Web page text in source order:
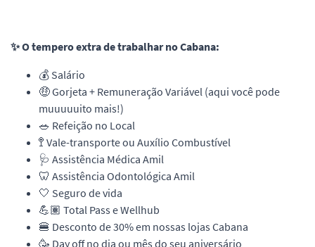
✨ O tempero extra de trabalhar no Cabana:
💰 Salário
🤑 Gorjeta + Remuneração Variável (aqui você pode
muuuuuito mais!)
🥗 Refeição no Local
🚏 Vale-transporte ou Auxílio Combustível
🩺 Assistência Médica Amil
🦷 Assistência Odontológica Amil
🤍 Seguro de vida
💪🏽 Total Pass e Wellhub
🍔 Desconto de 30% em nossas lojas Cabana
🥳 Day off no dia ou mês do seu aniversário